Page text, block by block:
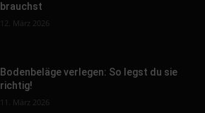
brauchst
12. März 2026
Bodenbeläge verlegen: So legst du sie
richtig!
11. März 2026